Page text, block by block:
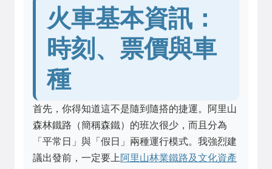
火車基本資訊：
時刻、票價與車
種
首先，你得知道這不是隨到隨搭的捷運。阿里山
森林鐵路（簡稱森鐵）的班次很少，而且分為
「平常日」與「假日」兩種運行模式。我強烈建
議出發前，一定要上 阿里山林業鐵路及文化資產